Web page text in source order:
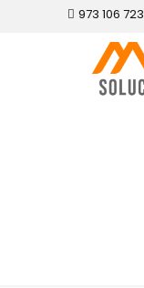
973 106 723